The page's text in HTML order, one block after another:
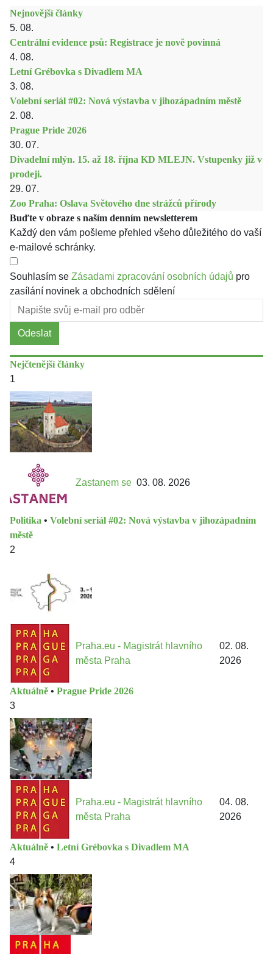
Nejnovější články
5. 08.
Centrální evidence psů: Registrace je nově povinná
4. 08.
Letní Grébovka s Divadlem MA
3. 08.
Volební seriál #02: Nová výstavba v jihozápadním městě
2. 08.
Prague Pride 2026
30. 07.
Divadelní mlýn. 15. až 18. října KD MLEJN. Vstupenky již v
prodeji.
29. 07.
Zoo Praha: Oslava Světového dne strážců přírody
Buďte v obraze s naším denním newsletterem
Každý den vám pošleme přehled všeho důležitého do vaší
e-mailové schránky.
Souhlasím se Zásadami zpracování osobních údajů pro
zasílání novinek a obchodních sdělení
Odeslat
Nejčtenější články
1
Zastanem se 03. 08. 2026
Politika • Volební seriál #02: Nová výstavba v jihozápadním
městě
2
Praha.eu - Magistrát hlavního
města Praha
02. 08.
2026
Aktuálně • Prague Pride 2026
3
Praha.eu - Magistrát hlavního
města Praha
04. 08.
2026
Aktuálně • Letní Grébovka s Divadlem MA
4